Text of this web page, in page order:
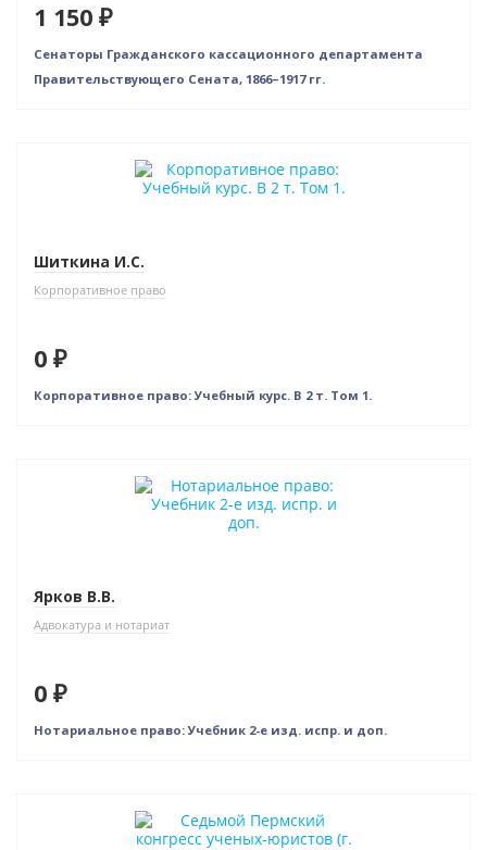
1 150 ₽
Сенаторы Гражданского кассационного департамента
Правительствующего Сената, 1866–1917 гг.
Нет в наличии
Шиткина И.С.
Корпоративное право
0 ₽
Корпоративное право: Учебный курс. В 2 т. Том 1.
Нет в наличии
Ярков В.В.
Адвокатура и нотариат
0 ₽
Нотариальное право: Учебник 2-е изд. испр. и доп.